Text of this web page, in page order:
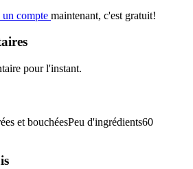
un compte maintenant, c'est gratuit!
pour l'instant.
et bouchéesPeu d'ingrédients60